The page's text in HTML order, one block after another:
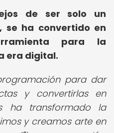
de ser solo un
se ha convertido en
para la
era digital.
para dar
y convertirlas en
ha transformado la
y creamos arte en